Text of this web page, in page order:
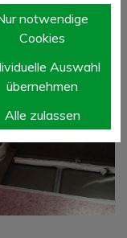
notwendige
Cookies
Auswahl
übernehmen
Alle zulassen